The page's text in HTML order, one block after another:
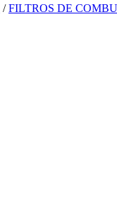
/FILTROS DE